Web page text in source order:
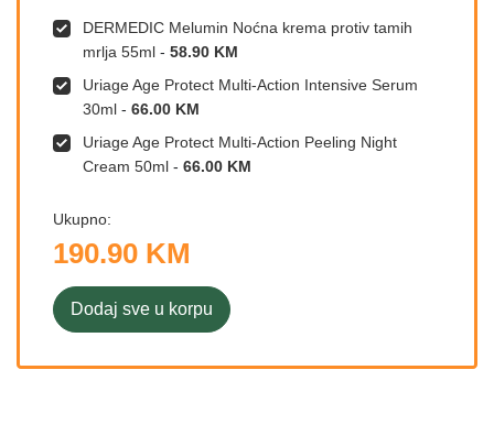
DERMEDIC Melumin Noćna krema protiv tamih
mrlja 55ml - 58.90 KM
Uriage Age Protect Multi-Action Intensive Serum
30ml - 66.00 KM
Uriage Age Protect Multi-Action Peeling Night
Cream 50ml - 66.00 KM
Ukupno:
190.90 KM
Dodaj sve u korpu